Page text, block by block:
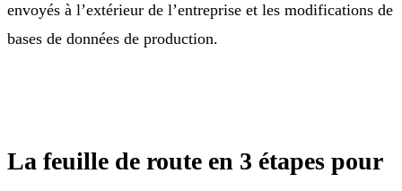
envoyés à l’extérieur de l’entreprise et les modifications de
bases de données de production.
La feuille de route en 3 étapes pour